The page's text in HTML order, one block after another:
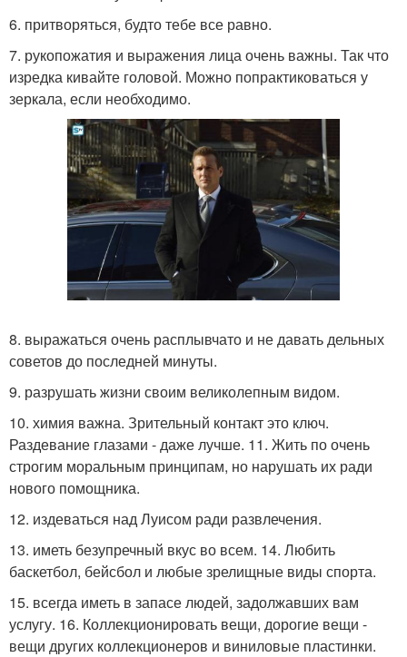
6. притворяться, будто тебе все равно.
7. рукопожатия и выражения лица очень важны. Так что
изредка кивайте головой. Можно попрактиковаться у
зеркала, если необходимо.
8. выражаться очень расплывчато и не давать дельных
советов до последней минуты.
9. разрушать жизни своим великолепным видом.
10. химия важна. Зрительный контакт это ключ.
Раздевание глазами - даже лучше. 11. Жить по очень
строгим моральным принципам, но нарушать их ради
нового помощника.
12. издеваться над Луисом ради развлечения.
13. иметь безупречный вкус во всем. 14. Любить
баскетбол, бейсбол и любые зрелищные виды спорта.
15. всегда иметь в запасе людей, задолжавших вам
услугу. 16. Коллекционировать вещи, дорогие вещи -
вещи других коллекционеров и виниловые пластинки.